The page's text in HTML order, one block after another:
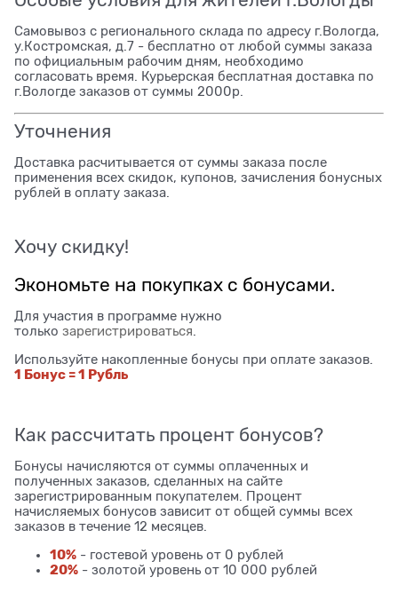
Самовывоз с регионального склада по адресу г.Вологда,
у.Костромская, д.7 - бесплатно от любой суммы заказа
по официальным рабочим дням, необходимо
согласовать время. Курьерская бесплатная доставка по
г.Вологде заказов от суммы 2000р.
Уточнения
Доставка расчитывается от суммы заказа после
применения всех скидок, купонов, зачисления бонусных
рублей в оплату заказа.
Хочу скидку!
Экономьте на покупках с бонусами.
Для участия в программе нужно
только зарегистрироваться
Используйте накопленные бонусы при оплате заказов.
1 Бонус = 1 Рубль
Как рассчитать процент бонусов?
Бонусы начисляются от суммы оплаченных и
полученных заказов, сделанных на сайте
зарегистрированным покупателем. Процент
начисляемых бонусов зависит от общей суммы всех
заказов в течение 12 месяцев.
10% - гостевой уровень от 0 рублей
20% - золотой уровень от 10 000 рублей